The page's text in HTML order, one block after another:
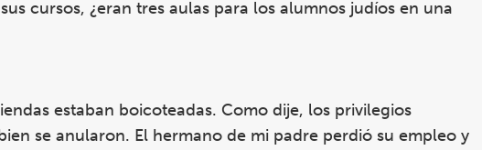
cursos, ¿eran tres aulas para los alumnos judíos en una
estaban boicoteadas. Como dije, los privilegios
se anularon. El hermano de mi padre perdió su empleo y